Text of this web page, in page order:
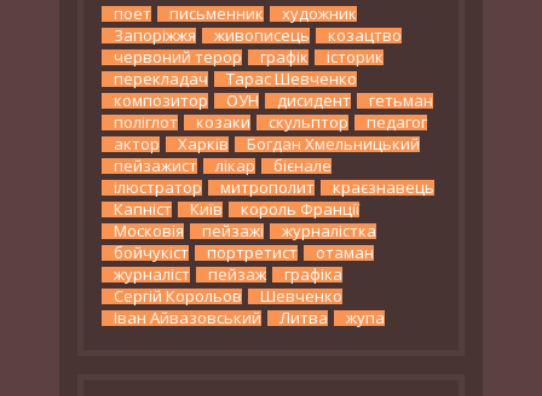
поет письменник
художник
Запоріжжя
живописець
козацтво
червоний терор
графік
історик
перекладач
Тарас Шевченко
композитор
ОУН дисидент
гетьман
поліглот
козаки скульптор
педагог
актор
Харків
Богдан Хмельницький
пейзажист
лікар
бієнале
ілюстратор
митрополит
краєзнавець
Капніст
Київ
король Франції
Московія
пейзажі
журналістка
бойчукіст
портретист
отаман
журналіст
пейзаж
графіка
Сергій Корольов
Шевченко
Іван Айвазовський
Литва жупа